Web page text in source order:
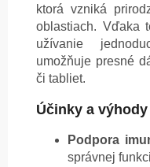
ktorá vzniká
oblastiach. Vďaka
užívanie
umožňuje presné
či tabliet.
Účinky a
Podpora
správnej